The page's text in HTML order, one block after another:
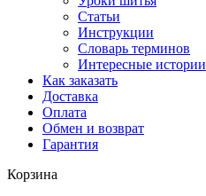
Статьи
Инструкции
Словарь терминов
Интересные истории
Как заказать
Доставка
Оплата
Обмен и возврат
Гарантия
Корзина